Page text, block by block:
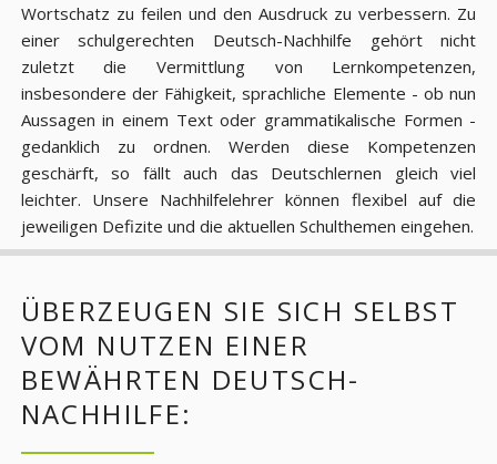
Wortschatz zu feilen und den Ausdruck zu verbessern. Zu
einer schulgerechten Deutsch-Nachhilfe gehört nicht
zuletzt die Vermittlung von Lernkompetenzen,
insbesondere der Fähigkeit, sprachliche Elemente - ob nun
Aussagen in einem Text oder grammatikalische Formen -
gedanklich zu ordnen. Werden diese Kompetenzen
geschärft, so fällt auch das Deutschlernen gleich viel
leichter. Unsere Nachhilfelehrer können flexibel auf die
jeweiligen Defizite und die aktuellen Schulthemen eingehen.
ÜBERZEUGEN SIE SICH SELBST
VOM NUTZEN EINER
BEWÄHRTEN DEUTSCH-
NACHHILFE: